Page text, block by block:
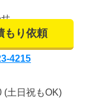
もり依頼
4215
(土日祝もOK)